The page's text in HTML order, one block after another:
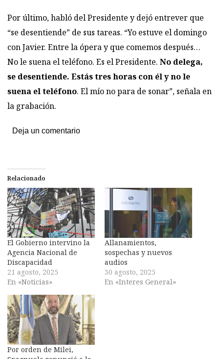
Por último, habló del Presidente y dejó entrever que
“se desentiende” de sus tareas. “Yo estuve el domingo
con Javier. Entre la ópera y que comemos después…
No le suena el teléfono. Es el Presidente. No delega,
se desentiende. Estás tres horas con él y no le
suena el teléfono. El mío no para de sonar”, señala en
la grabación.
Deja un comentario
Relacionado
El Gobierno intervino la
Agencia Nacional de
Discapacidad
21 agosto, 2025
En «Noticias»
Allanamientos,
sospechas y nuevos
audios
30 agosto, 2025
En «Interes General»
Por orden de Milei,